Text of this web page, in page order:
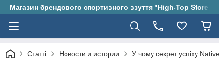
Магазин брендового спортивного взуття "High-Top Store"
Статті Новости и истории У чому секрет успіху